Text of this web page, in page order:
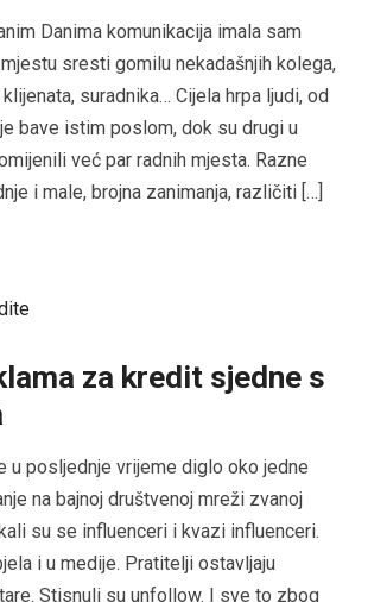
Danima komunikacija imala sam
sresti gomilu nekadašnjih kolega,
suradnika… Cijela hrpa ljudi, od
bave istim poslom, dok su drugi u
već par radnih mjesta. Razne
i male, brojna zanimanja, različiti […]
za kredit sjedne s
u posljednje vrijeme diglo oko jedne
na bajnoj društvenoj mreži zvanoj
su se influenceri i kvazi influenceri.
i u medije. Pratitelji ostavljaju
Stisnuli su unfollow. I sve to zbog